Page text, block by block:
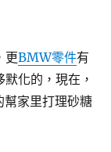
更BMW零件有
化的，現在，
幫家里打理砂糖